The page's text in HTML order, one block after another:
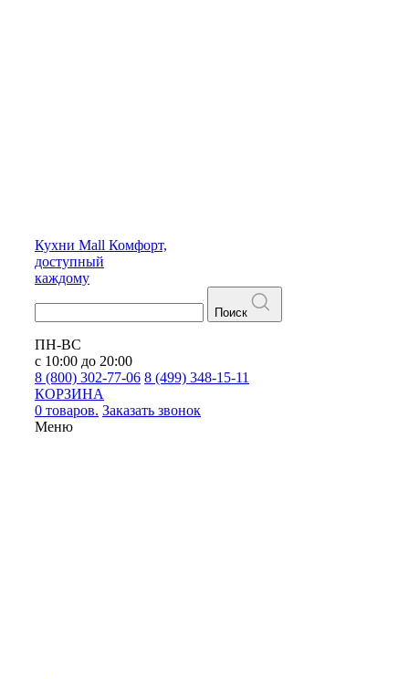
Кухни Mall Комфорт,
доступный
каждому
Поиск
ПН-ВС
с 10:00 до 20:00
8 (800) 302-77-06 8 (499) 348-15-11
КОРЗИНА
0 товаров. Заказать звонок
Меню